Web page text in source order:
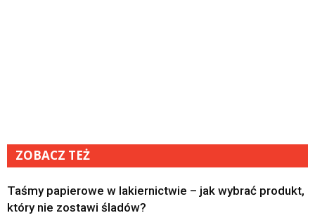
ZOBACZ TEŻ
Taśmy papierowe w lakiernictwie – jak wybrać produkt,
który nie zostawi śladów?